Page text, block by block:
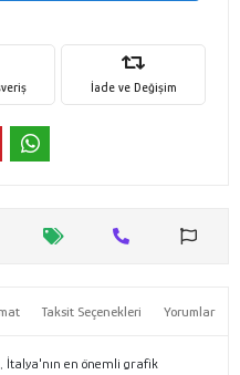
İade ve Değişim
Taksit Seçenekleri Yorumlar
İtalya'nın en önemli grafik